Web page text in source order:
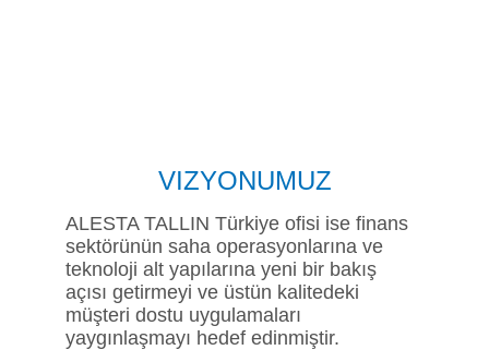
VIZYONUMUZ
ALESTA TALLIN Türkiye ofisi ise finans
sektörünün saha operasyonlarına ve
teknoloji alt yapılarına yeni bir bakış
açısı getirmeyi ve üstün kalitedeki
müşteri dostu uygulamaları
yaygınlaşmayı hedef edinmiştir.